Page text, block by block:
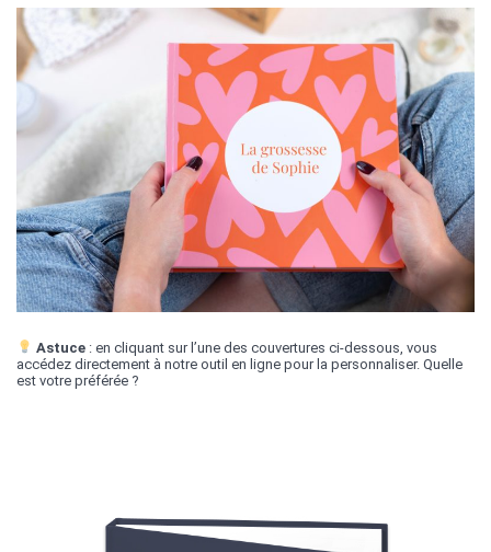
Astuce: en cliquant sur l’une des couvertures ci-dessous, vous
accédez directement à notre outil en ligne pour la personnaliser. Quelle
est votre préférée ?